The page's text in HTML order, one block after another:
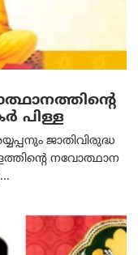
പിള്ള
ജാതിവിരുദ്ധ
നവോത്ഥാന